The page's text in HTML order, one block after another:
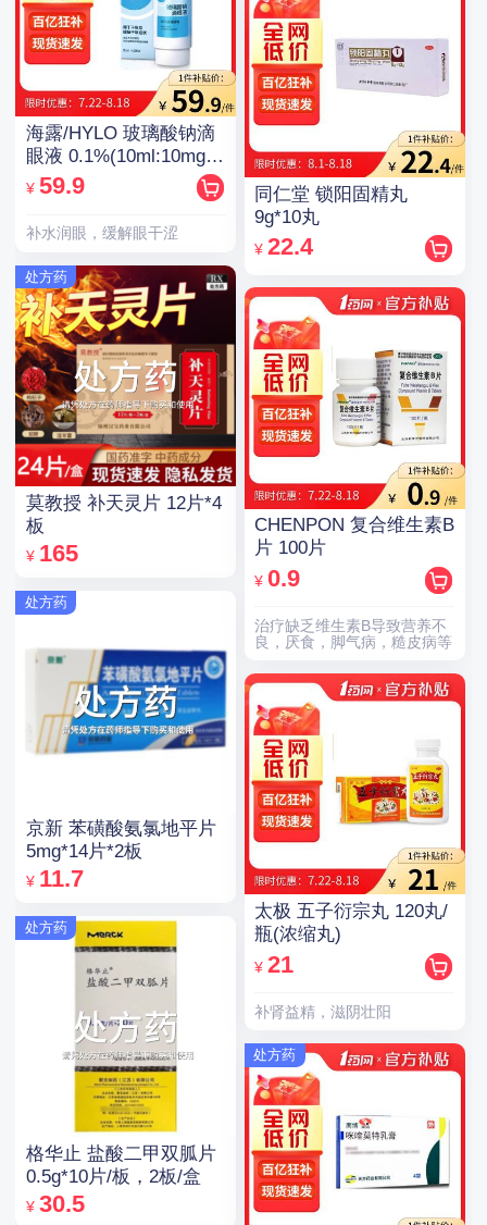
海露/HYLO 玻璃酸钠滴
眼液 0.1%(10ml:10mg)/
支(OTC)
¥ 59.9
补水润眼，缓解眼干涩
处方药
莫教授 补天灵片 12片*4
板
¥ 165
处方药
京新 苯磺酸氨氯地平片
5mg*14片*2板
¥ 11.7
处方药
格华止 盐酸二甲双胍片
0.5g*10片/板，2板/盒
¥ 30.5
同仁堂 锁阳固精丸
9g*10丸
¥ 22.4
CHENPON 复合维生素B
片 100片
¥ 0.9
治疗缺乏维生素B导致营养不
良，厌食，脚气病，糙皮病等
太极 五子衍宗丸 120丸/
瓶(浓缩丸)
¥ 21
补肾益精，滋阴壮阳
处方药